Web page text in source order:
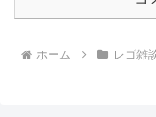
ホーム レゴ雑